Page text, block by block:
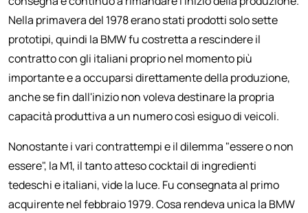
Nella primavera del 1978 erano stati prodotti solo sette
prototipi, quindi la BMW fu costretta a rescindere il
contratto con gli italiani proprio nel momento più
importante e a occuparsi direttamente della produzione,
anche se fin dall'inizio non voleva destinare la propria
capacità produttiva a un numero così esiguo di veicoli.
Nonostante i vari contrattempi e il dilemma "essere o non
essere", la M1, il tanto atteso cocktail di ingredienti
tedeschi e italiani, vide la luce. Fu consegnata al primo
acquirente nel febbraio 1979. Cosa rendeva unica la BMW